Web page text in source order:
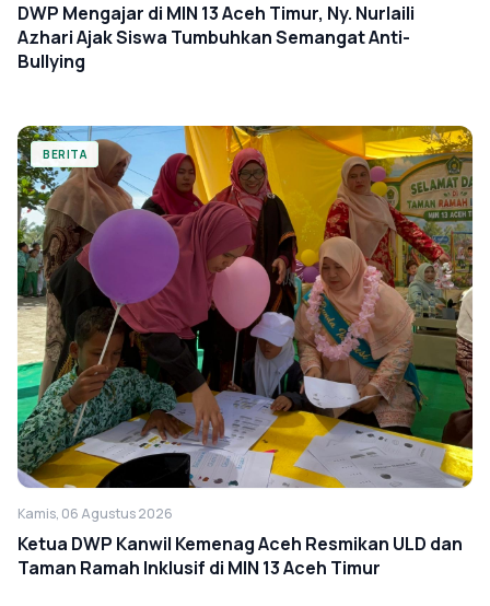
DWP Mengajar di MIN 13 Aceh Timur, Ny. Nurlaili
Azhari Ajak Siswa Tumbuhkan Semangat Anti-
Bullying
BERITA
Kamis, 06 Agustus 2026
Ketua DWP Kanwil Kemenag Aceh Resmikan ULD dan
Taman Ramah Inklusif di MIN 13 Aceh Timur